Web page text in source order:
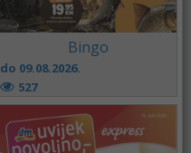
Bingo
do 09.08.2026.
527